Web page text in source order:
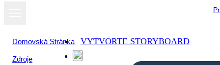
Domovská Stránka
Zdroje
VYTVORTE STORYBOARD